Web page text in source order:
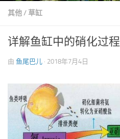
其他/ 草缸
详解鱼缸中的硝化过程
由 鱼尾巴儿 · 2018年7月4日